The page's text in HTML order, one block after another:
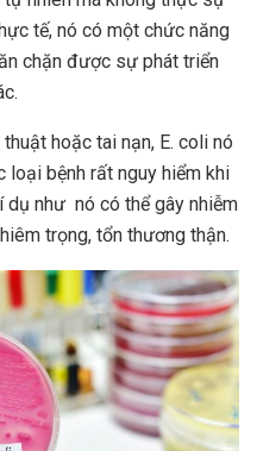
tế, nó có một chức năng
chặn được sự phát triển
hoặc tai nạn, E. coli nó
loại bệnh rất nguy hiểm khi
dụ như nó có thể gây nhiễm
trọng, tổn thương thận.